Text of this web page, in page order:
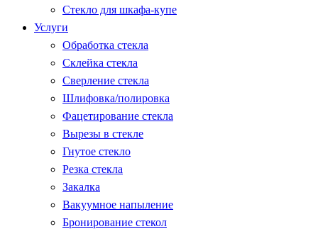
Стекло для шкафа-купе
Услуги
Обработка стекла
Склейка стекла
Сверление стекла
Шлифовка/полировка
Фацетирование стекла
Вырезы в стекле
Гнутое стекло
Резка стекла
Закалка
Вакуумное напыление
Бронирование стекол